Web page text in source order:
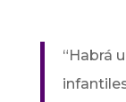
“Habrá